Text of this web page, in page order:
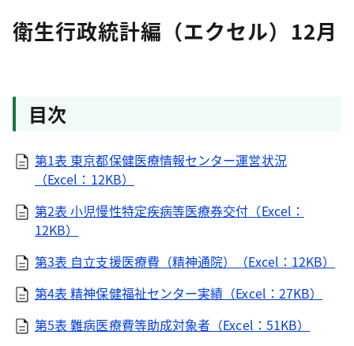
衛生行政統計編（エクセル）12月
目次
第1表 東京都保健医療情報センター運営状況
（Excel：12KB）
第2表 小児慢性特定疾病等医療券交付（Excel：
12KB）
第3表 自立支援医療費（精神通院）（Excel：12KB）
第4表 精神保健福祉センター実績（Excel：27KB）
第5表 難病医療費等助成対象者（Excel：51KB）